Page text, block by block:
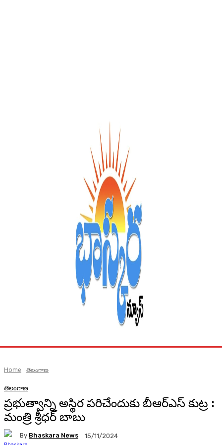
Home తెలంగాణ
తెలంగాణ
ప్రభుత్వాన్ని అస్థిర పరిచేందుకు బీఆర్‌ఎస్ కుట్ర :
మంత్రి శ్రీధర్ బాబు
By Bhaskara News 15/11/2024